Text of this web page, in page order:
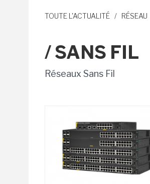
TOUTE L'ACTUALITÉ / RÉSEAU
/ SANS FIL
Réseaux Sans Fil